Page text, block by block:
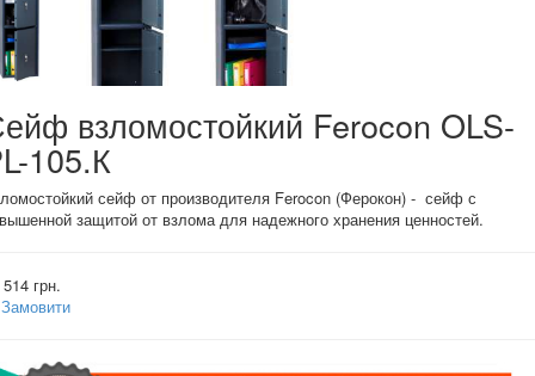
взломостойкий Ferocon OLS-
105.К
сейф от производителя Ferocon (Ферокон) - сейф с
защитой от взлома для надежного хранения ценностей.
грн.
Замовити